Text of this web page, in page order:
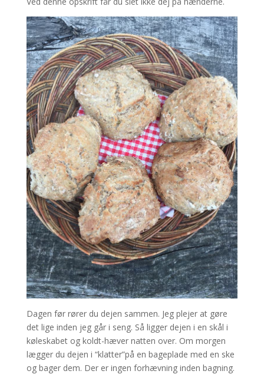
Dagen før rører du dejen sammen. Jeg plejer at gøre
det lige inden jeg går i seng. Så ligger dejen i en skål i
køleskabet og koldt-hæver natten over. Om morgen
lægger du dejen i “klatter”på en bageplade med en ske
og bager dem. Der er ingen forhævning inden bagning.